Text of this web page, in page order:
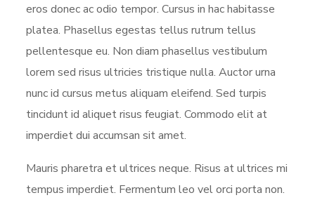
eros donec ac odio tempor. Cursus in hac habitasse
platea. Phasellus egestas tellus rutrum tellus
pellentesque eu. Non diam phasellus vestibulum
lorem sed risus ultricies tristique nulla. Auctor urna
nunc id cursus metus aliquam eleifend. Sed turpis
tincidunt id aliquet risus feugiat. Commodo elit at
imperdiet dui accumsan sit amet.
Mauris pharetra et ultrices neque. Risus at ultrices mi
tempus imperdiet. Fermentum leo vel orci porta non.